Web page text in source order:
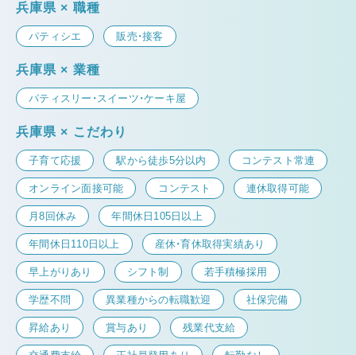
兵庫県 × 職種
パティシエ 販売・接客
兵庫県 × 業種
パティスリー・スイーツ・ケーキ屋
兵庫県 × こだわり
子育て応援 駅から徒歩5分以内 コンテスト常連
オンライン面接可能 コンテスト 連休取得可能
月8回休み 年間休日105日以上
年間休日110日以上 産休・育休取得実績あり
早上がりあり シフト制 若手積極採用
学歴不問 異業種からの転職歓迎 社保完備
昇給あり 賞与あり 残業代支給